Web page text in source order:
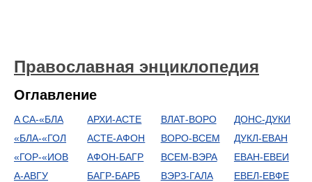
Православная энциклопедия
Оглавление
A CA-«БЛА
«БЛА-«ГОЛ
«ГОР-«ИОВ
А-АВГУ
АРХИ-АСТЕ
АСТЕ-АФОН
АФОН-БАГР
БАГР-БАРБ
ВЛАТ-ВОРО
ВОРО-ВСЕМ
ВСЕМ-ВЭРА
ВЭРЗ-ГАЛА
ДОНС-ДУКИ
ДУКЛ-ЕВАН
ЕВАН-ЕВЕИ
ЕВЕЛ-ЕВФЕ